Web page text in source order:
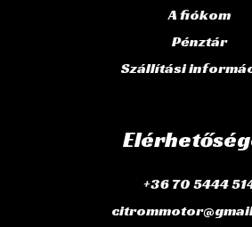
A fiókom
Pénztár
Szállítási
+36 70 5444